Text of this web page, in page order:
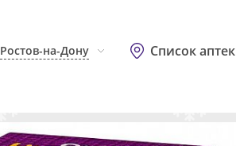
Ростов-на-Дону Список аптек